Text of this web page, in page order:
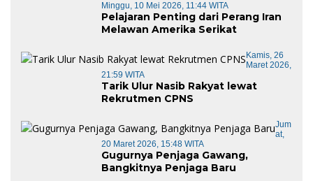
Minggu, 10 Mei 2026, 11:44 WITA
Pelajaran Penting dari Perang Iran
Melawan Amerika Serikat
Kamis, 26
Maret 2026,
21:59 WITA
Tarik Ulur Nasib Rakyat lewat
Rekrutmen CPNS
Jum
At,
20 Maret 2026, 15:48 WITA
Gugurnya Penjaga Gawang,
Bangkitnya Penjaga Baru